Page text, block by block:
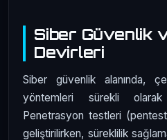
Siber Güvenlik
Devirleri
Siber güvenlik alanında,
yöntemleri sürekli
Penetrasyon testleri
geliştirilirken, süreklilik